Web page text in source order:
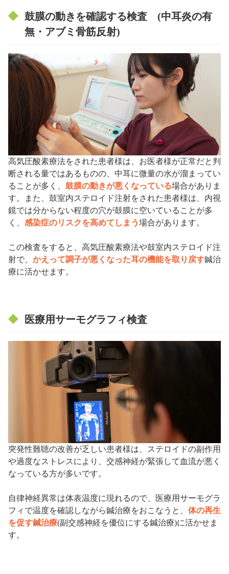
鼓膜の動きを確認する検査 (中耳炎の有
無・アブミ骨筋反射)
高気圧酸素療法をされた患者様は、お医者様が正常だと判
断される量ではあるものの、中耳に微量の水が溜まってい
ることが多く、 鼓膜の動きが悪くなっている場合がありま
す。また、鼓室内ステロイド注射をされた患者様は、内視
鏡では分からない程度の穴が鼓膜に空いていることが多
く、 感染症のリスクを高めてしまう場合があります。
この検査をすると、高気圧酸素療法や鼓室内ステロイド注
射で、 かえって調子が悪くなった耳の機能を取り戻す鍼治
療に活かせます。
医療用サーモグラフィ検査
突発性難聴の改善が乏しい患者様は、ステロイドの副作用
や過度なストレスにより、交感神経が緊張して血流が悪く
なっている方が多いです。
自律神経異常は体表温度に現れるので、医療用サーモグラ
フィで温度を確認しながら鍼治療をおこなうと、 体の再生
を促す鍼治療(副交感神経を優位にする鍼治療)に活かせま
す。